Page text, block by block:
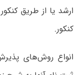
ارشد یا از طریق
کنکور.
انواع روش‌های